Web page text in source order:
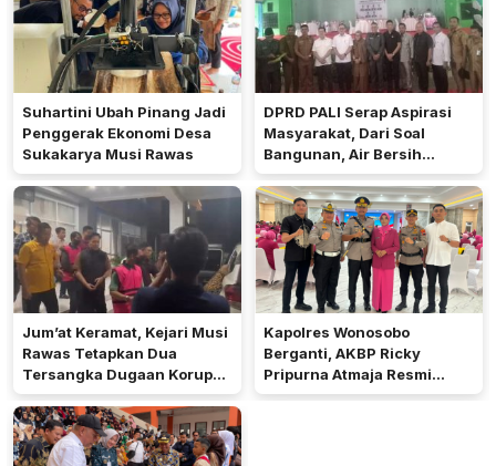
Suhartini Ubah Pinang Jadi
Penggerak Ekonomi Desa
Sukakarya Musi Rawas
DPRD PALI Serap Aspirasi
Masyarakat, Dari Soal
Bangunan, Air Bersih
Hingga Pergub Seismik
Jum’at Keramat, Kejari Musi
Rawas Tetapkan Dua
Tersangka Dugaan Korupsi
Dana PSR
Kapolres Wonosobo
Berganti, AKBP Ricky
Pripurna Atmaja Resmi
Menjabat